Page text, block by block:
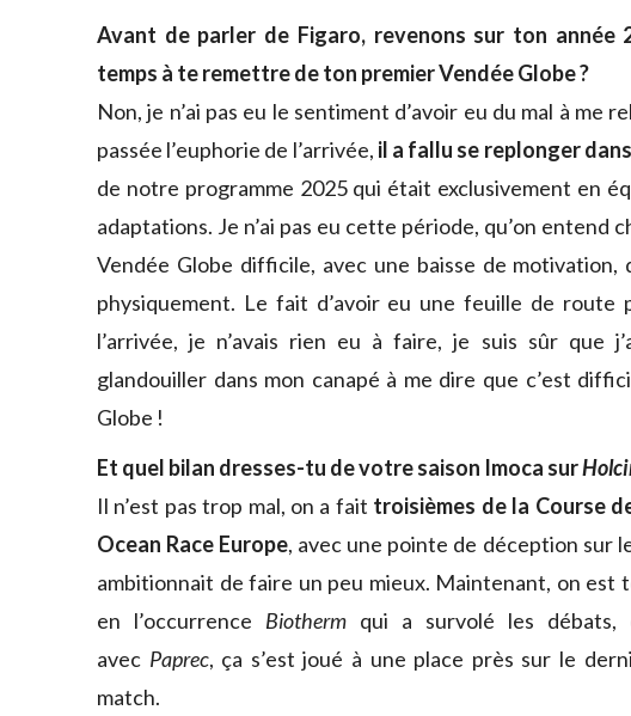
Avant de parler de Figaro, revenons sur ton année
temps à te remettre de ton premier Vendée Globe ?
Non, je n’ai pas eu le sentiment d’avoir eu du mal à me
passée l’euphorie de l’arrivée, il a fallu se replonger
de notre programme 2025 qui était exclusivement en
adaptations. Je n’ai pas eu cette période, qu’on entend
Vendée Globe difficile, avec une baisse de
physiquement. Le fait d’avoir eu une feuille de route
l’arrivée, je n’avais rien eu à faire, je suis sûr que
glandouiller dans mon canapé à me dire que c’est
Globe !
Et quel bilan dresses-tu de votre saison Imoca sur
Il n’est pas trop mal, on a fait troisièmes de la Course
Ocean Race Europe, avec une pointe de déception sur
ambitionnait de faire un peu mieux. Maintenant, on est
en l’occurrence Biotherm qui a survolé les débats,
avec Paprec, ça s’est joué à une place près sur le
match.